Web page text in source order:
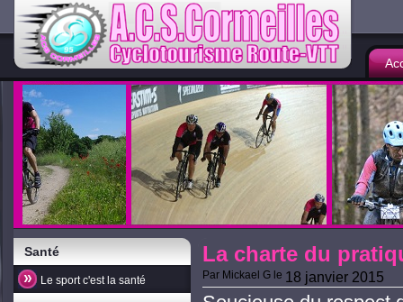
Santé
Le sport c'est la santé
La charte du
Par Mickael Gle 18 janvier 2015